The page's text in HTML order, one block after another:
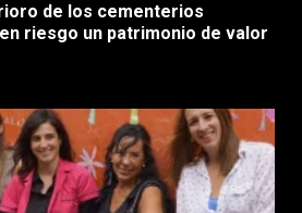
de los cementerios
riesgo un patrimonio de valor